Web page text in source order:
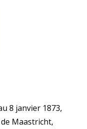
8 janvier 1873,
Maastricht,